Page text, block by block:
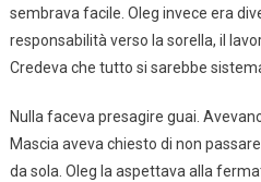
sembrava facile. Oleg invece era
responsabilità verso la sorella, il
Credeva che tutto si sarebbe
Nulla faceva presagire guai.
Mascia aveva chiesto di non
da sola. Oleg la aspettava alla